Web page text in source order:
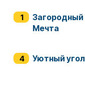
Загородный
Мечта
Уютный